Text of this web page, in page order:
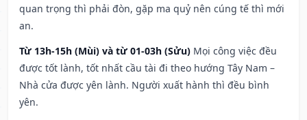
quan trọng thì phải đòn, gặp ma quỷ nên cúng tế thì mới
an.
Từ 13h-15h (Mùi) và từ 01-03h (Sửu) Mọi công việc đều
được tốt lành, tốt nhất cầu tài đi theo hướng Tây Nam –
Nhà cửa được yên lành. Người xuất hành thì đều bình
yên.